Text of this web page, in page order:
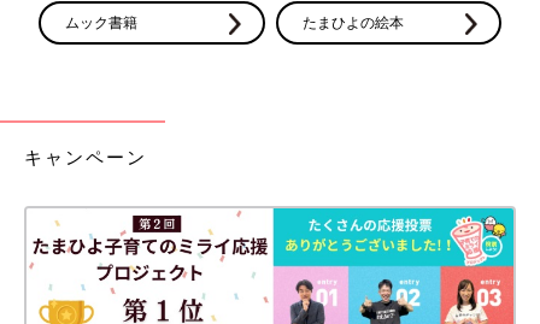
前回のお話で描いた『ぴと』が、眼鏡をしてるとうまくできない
それでは、お読みいただきありがとうございました！
もなか
Instagram
@hopechimo
ムック書籍 たまひよの絵本
キャンペーン